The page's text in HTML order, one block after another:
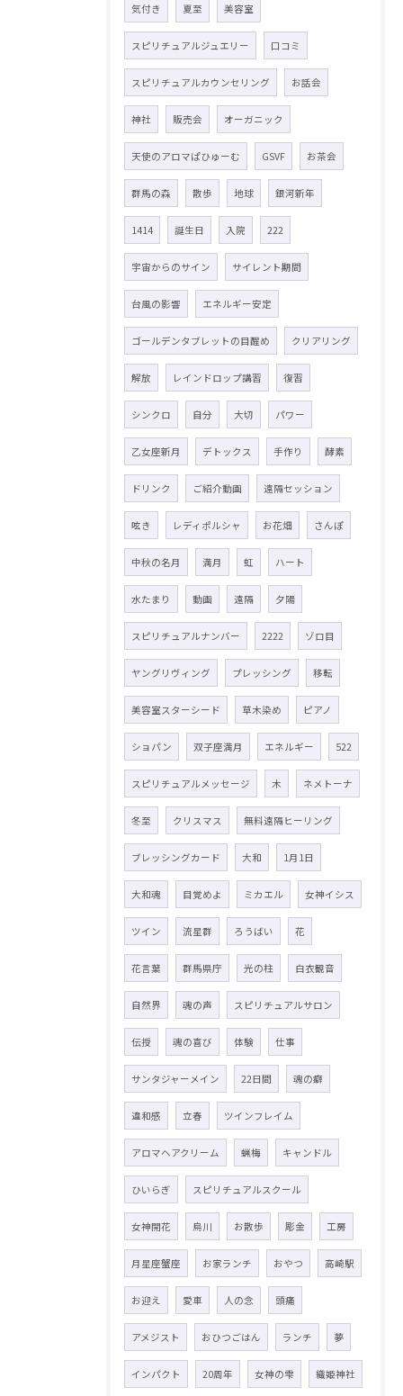
気付き 夏至 美容室
スピリチュアルジュエリー 口コミ
スピリチュアルカウンセリング お話会
神社 販売会 オーガニック
天使のアロマぱひゅーむ GSVF お茶会
群馬の森 散歩 地球 銀河新年
1414 誕生日 入院 222
宇宙からのサイン サイレント期間
台風の影響 エネルギー安定
ゴールデンタブレットの目醒め クリアリング
解放 レインドロップ講習 復習
シンクロ 自分 大切 パワー
乙女座新月 デトックス 手作り 酵素
ドリンク ご紹介動画 遠隔セッション
呟き レディポルシャ お花畑 さんぽ
中秋の名月 満月 虹 ハート
水たまり 動画 遠隔 夕陽
スピリチュアルナンバー 2222 ゾロ目
ヤングリヴィング プレッシング 移転
美容室スターシード 草木染め ピアノ
ショパン 双子座満月 エネルギー 522
スピリチュアルメッセージ 木 ネメトーナ
冬至 クリスマス 無料遠隔ヒーリング
ブレッシングカード 大和 1月1日
大和魂 目覚めよ ミカエル 女神イシス
ツイン 流星群 ろうばい 花
花言葉 群馬県庁 光の柱 白衣観音
自然界 魂の声 スピリチュアルサロン
伝授 魂の喜び 体験 仕事
サンタジャーメイン 22日間 魂の癖
違和感 立春 ツインフレイム
アロマヘアクリーム 蝋梅 キャンドル
ひいらぎ スピリチュアルスクール
女神開花 烏川 お散歩 彫金 工房
月星座蟹座 お家ランチ おやつ 高崎駅
お迎え 愛車 人の念 頭痛
アメジスト おひつごはん ランチ 夢
インパクト 20周年 女神の雫 織姫神社